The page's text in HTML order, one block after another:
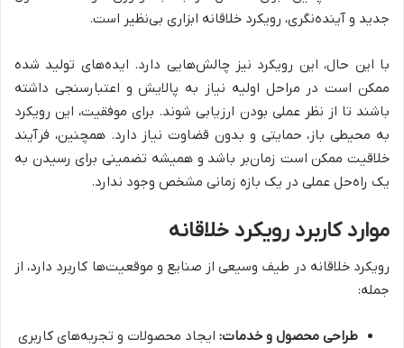
جدید و آینده‌نگری، رویکرد خلاقانه ابزاری بی‌نظیر است.
با این حال، این رویکرد نیز چالش‌هایی دارد. ایده‌های تولید شده
ممکن است در مراحل اولیه نیاز به پالایش و اعتبارسنجی داشته
باشند تا از نظر عملی بودن ارزیابی شوند. برای موفقیت، این رویکرد
به محیطی باز، حمایتی و بدون قضاوت نیاز دارد. همچنین، فرآیند
خلاقیت ممکن است زمان‌بر باشد و همیشه تضمینی برای رسیدن به
یک راه‌حل عملی در یک بازه زمانی مشخص وجود ندارد.
موارد کاربرد رویکرد خلاقانه
رویکرد خلاقانه در طیف وسیعی از صنایع و موقعیت‌ها کاربرد دارد، از
جمله:
طراحی محصول و خدمات: ایجاد محصولات و تجربه‌های کاربری